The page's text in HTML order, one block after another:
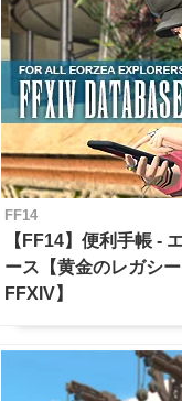
FF14
【FF14】便利手帳 -
ース【黄金のレガシ
FFXIV】